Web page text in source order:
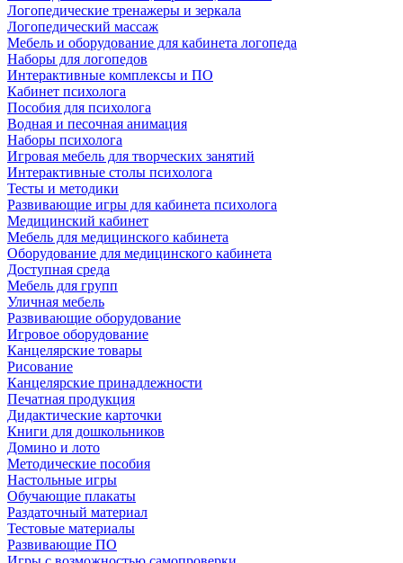
Логопедические тренажеры и зеркала
Логопедический массаж
Мебель и оборудование для кабинета логопеда
Наборы для логопедов
Интерактивные комплексы и ПО
Кабинет психолога
Пособия для психолога
Водная и песочная анимация
Наборы психолога
Игровая мебель для творческих занятий
Интерактивные столы психолога
Тесты и методики
Развивающие игры для кабинета психолога
Медицинский кабинет
Мебель для медицинского кабинета
Оборудование для медицинского кабинета
Доступная среда
Мебель для групп
Уличная мебель
Развивающие оборудование
Игровое оборудование
Канцелярские товары
Рисование
Канцелярские принадлежности
Печатная продукция
Дидактические карточки
Книги для дошкольников
Домино и лото
Методические пособия
Настольные игры
Обучающие плакаты
Раздаточный материал
Тестовые материалы
Развивающие ПО